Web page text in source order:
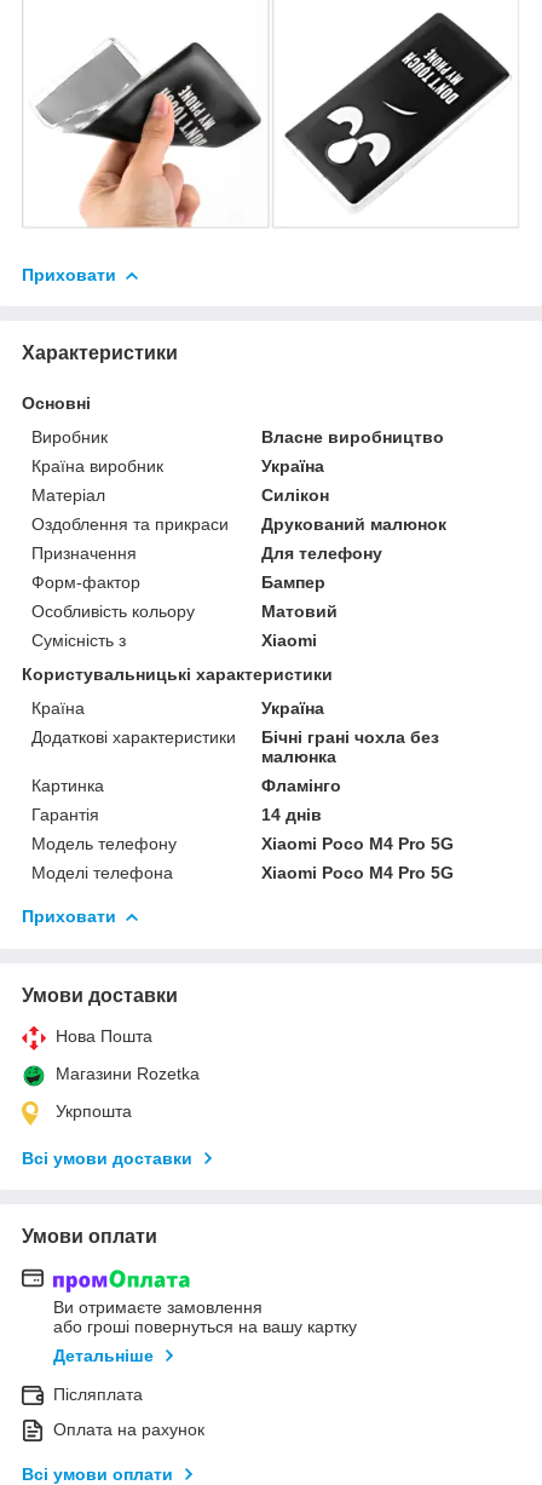
Приховати
Характеристики
Основні
Виробник
Власне виробництво
Країна виробник
Україна
Матеріал
Силікон
Оздоблення та прикраси
Друкований малюнок
Призначення
Для телефону
Форм-фактор
Бампер
Особливість кольору
Матовий
Сумісність з
Xiaomi
Користувальницькі характеристики
Країна
Україна
Додаткові характеристики
Бічні грані чохла без
малюнка
Картинка
Фламінго
Гарантія
14 днів
Модель телефону
Xiaomi Poco M4 Pro 5G
Моделі телефона
Xiaomi Poco M4 Pro 5G
Приховати
Умови доставки
Нова Пошта
Магазини Rozetka
Укрпошта
Всі умови доставки
Умови оплати
Ви отримаєте замовлення
або гроші повернуться на вашу картку
Детальніше
Післяплата
Оплата на рахунок
Всі умови оплати